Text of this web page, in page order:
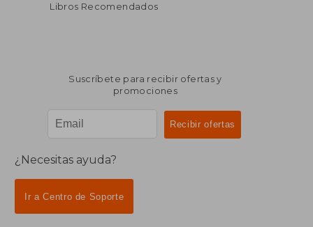
Libros Recomendados
Suscríbete para recibir ofertas y
promociones
¿Necesitas ayuda?
Ir a Centro de Soporte